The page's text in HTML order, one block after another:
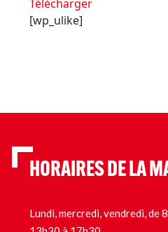
Télécharger
[wp_ulike]
HORAIRES DE LA
Lundi, mercredi, vendredi, de